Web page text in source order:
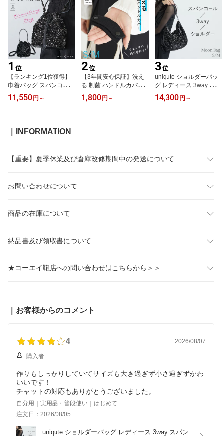
1 位
【ランキング1位獲得】
巾着バッグ スパンコール
巾着 ショルダー 斜めが
け 大人 小さめ ショルダ
バッグ キラキラ パーテ
ィーバッグ 結婚式 二次
ュート uniqute uq132
11,550 円 ～
2位
【3年間安心保証】洗え
る 制菌 ハンドルカバー
バッグ 日本製 持ち手 カ
バー 布 ポリエステル SE
TU0018
1,800 円 ～
3位
uniqute ショルダーバッ
グ レディース 3way スパ
ンコールバッグ ムーンバ
ッグ 斜めがけ 軽量 PC対
14,300 円 ～
｜INFORMATION
【重要】夏季休業及び倉庫改修期間中の発送について
お問い合わせについて
商品の在庫について
納品書及び領収書について
★コーエイ鞄店への問い合わせはこちらから＞＞
｜お客様からのコメント
4 2026/08/07
購入者
作りもしっかりしていてサイズも大き過ぎず小さ過ぎずかわ
いいです！
チャットの対応もありがとうございました。
自分用｜実用品・普段使い｜はじめて
注文日：2026/08/05
uniqute ショルダーバッグ レディース 3way スパン